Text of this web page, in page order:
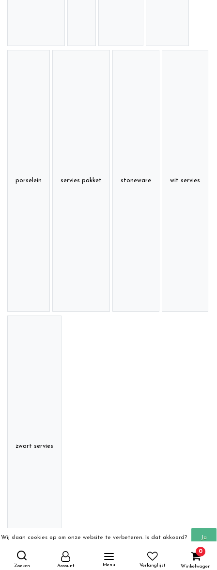
porselein servies pakket stoneware wit servies
zwart servies
Zoeken Account Menu Verlanglijst
0
Winkelwagen
Wij slaan cookies op om onze website te verbeteren. Is dat akkoord? Ja
Meer over cookies »